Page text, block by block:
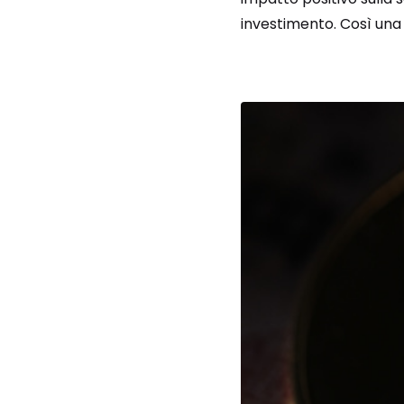
investimento. Così una